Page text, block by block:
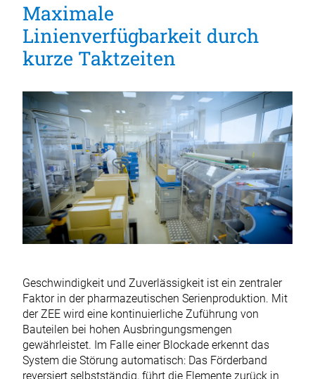
Maximale
Linienverfügbarkeit durch
kurze Taktzeiten
Geschwindigkeit und Zuverlässigkeit ist ein zentraler
Faktor in der pharmazeutischen Serienproduktion. Mit
der ZEE wird eine kontinuierliche Zuführung von
Bauteilen bei hohen Ausbringungsmengen
gewährleistet. Im Falle einer Blockade erkennt das
System die Störung automatisch: Das Förderband
reversiert selbstständig, führt die Elemente zurück in